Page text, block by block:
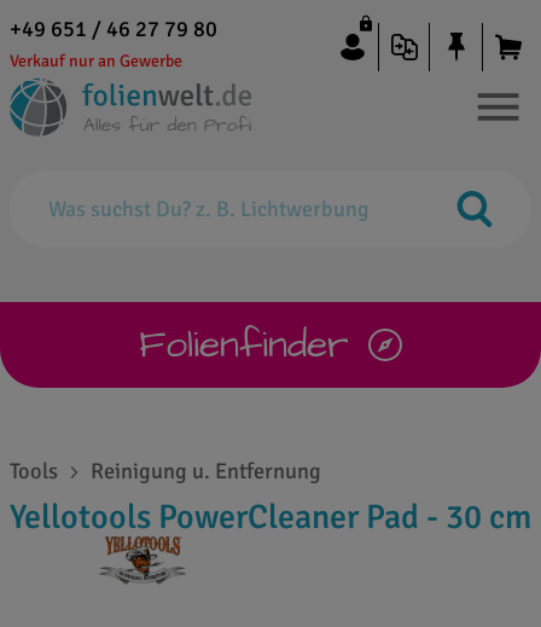
+49 651 / 46 27 79 80
Verkauf nur an Gewerbe
Folienfinder
Tools Reinigung u. Entfernung
Yellotools PowerCleaner Pad - 30 cm